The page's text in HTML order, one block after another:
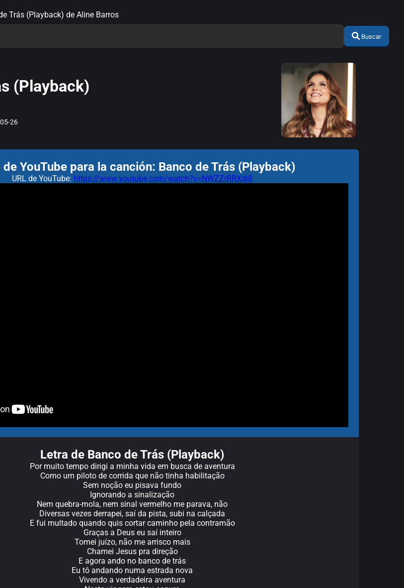
Trás (Playback) de Aline Barros
Buscar
(Playback)
26
YouTube para la canción: Banco de Trás (Playback)
URL de YouTube: https://www.youtube.com/watch?v=NWZZrRRXdj8
Letra de Banco de Trás (Playback)
Por muito tempo dirigi a minha vida em busca de aventura
Como um piloto de corrida que não tinha habilitação
Sem noção eu pisava fundo
Ignorando a sinalização
Nem quebra-mola, nem sinal vermelho me parava, não
Diversas vezes derrapei, saí da pista, subi na calçada
E fui multado quando quis cortar caminho pela contramão
Graças a Deus eu saí inteiro
Tomei juízo, não me arrisco mais
Chamei Jesus pra direção
E agora ando no banco de trás
Eu tô andando numa estrada nova
Vivendo a verdadeira aventura